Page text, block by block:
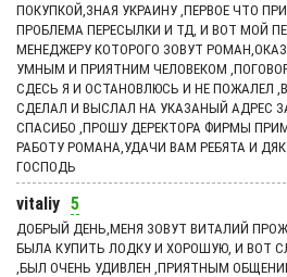
ПОКУПКОЙ,ЗНАЯ УКРАИНУ ,ПЕРВОЕ ЧТО
ПРОБЛЕМА ПЕРЕСЫЛКИ И ТД, И ВОТ МОЙ
МЕНЕДЖЕРУ КОТОРОГО ЗОВУТ
УМНЫМ И ПРИЯТНИМ ЧЕЛОВЕКОМ
СДЕСЬ Я И ОСТАНОВЛЮСЬ И НЕ ПОЖАЛЕЛ
СДЕЛАЛ И ВЫСЛАЛ НА УКАЗАНЫЙ АДРЕС
СПАСИБО ,ПРОШУ ДЕРЕКТОРА ФИРМЫ
РАБОТУ РОМАНА,УДАЧИ ВАМ РЕБЯТА И
ГОСПОДЬ
vitaliy 5
ДОБРЫЙ ДЕНЬ,МЕНЯ ЗОВУТ ВИТАЛИЙ
БЫЛА КУПИТЬ ЛОДКУ И ХОРОШУЮ, И ВОТ
,БЫЛ ОЧЕНЬ УДИВЛЕН ,ПРИЯТНЫМ